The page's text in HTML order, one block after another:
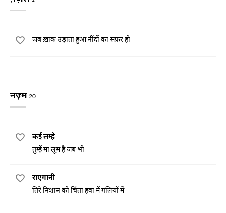
जब ख़ाक उड़ाता हुआ नींदों का सफ़र हो
नज़्म 20
कई लम्हे
तुम्हें मा'लूम है जब भी
राएगानी
तिरे निशान को चिंता हवा में गलियों में